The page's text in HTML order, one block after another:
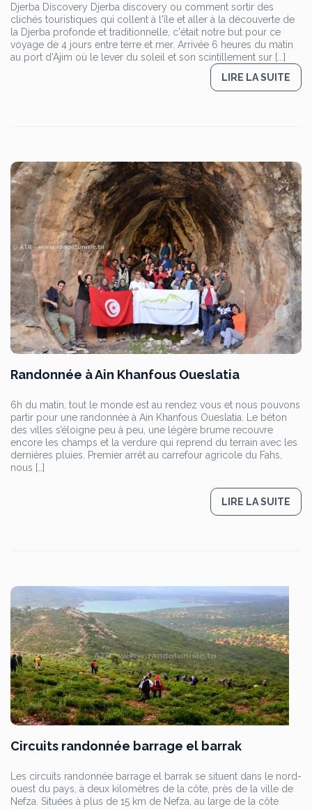
Djerba Discovery Djerba discovery ou comment sortir des
clichés touristiques qui collent à l'île et aller à la découverte de
la Djerba profonde et traditionnelle, c'était notre but pour ce
voyage de 4 jours entre terre et mer. Arrivée 6 heures du matin
au port d'Ajim où le lever du soleil et son scintillement sur [...]
LIRE LA SUITE
Randonnée à Ain Khanfous Oueslatia
6h du matin, tout le monde est au rendez vous et nous pouvons
partir pour une randonnée à Ain Khanfous Oueslatia. Le béton
des villes s’éloigne peu à peu, une légère brume recouvre
encore les champs et la verdure qui reprend du terrain avec les
dernières pluies. Premier arrêt au carrefour agricole du Fahs,
nous […]
LIRE LA SUITE
Circuits randonnée barrage el barrak
Les circuits randonnée barrage el barrak se situent dans le nord-
ouest du pays, à deux kilomètres de la côte, près de la ville de
Nefza. Situées à plus de 15 km de Nefza, au large de la côte